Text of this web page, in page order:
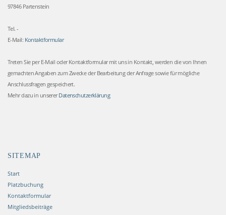
97846 Partenstein
Tel. -
E-Mail: Kontaktformular
Treten Sie per E-Mail oder Kontakt­formular mit uns in Kontakt, werden die von Ihnen
gemach­ten Angaben zum Zwe­cke der Bearbeitung der Anfrage sowie für mögliche
Anschlussfragen gespeichert.
Mehr dazu in unsererDaten­schutz­erklärung
SITEMAP
Start
Platzbuchung
Kontaktformular
Mitgliedsbeiträge